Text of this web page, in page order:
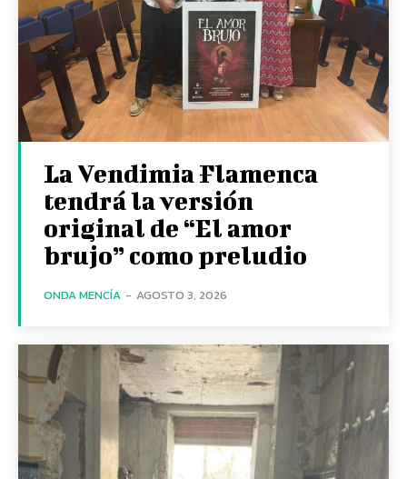
La Vendimia Flamenca
tendrá la versión
original de “El amor
brujo” como preludio
ONDA MENCÍA - AGOSTO 3, 2026